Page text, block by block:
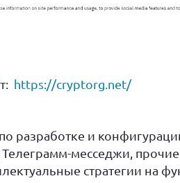
https://cryptorg.net/
разработке и
Телеграмм-месседжи,
стратегии на